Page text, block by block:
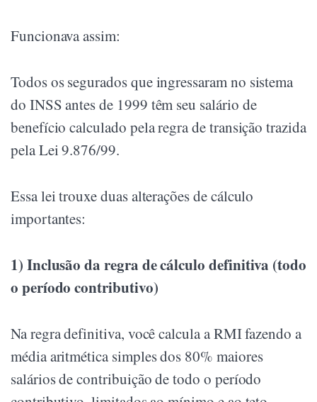
Funcionava assim:
Todos os segurados que ingressaram no sistema
do INSS antes de 1999 têm seu salário de
benefício calculado pela regra de transição trazida
pela Lei 9.876/99.
Essa lei trouxe duas alterações de cálculo
importantes:
1) Inclusão da regra de cálculo definitiva (todo
o período contributivo)
Na regra definitiva, você calcula a RMI fazendo a
média aritmética simples dos 80% maiores
salários de contribuição de todo o período